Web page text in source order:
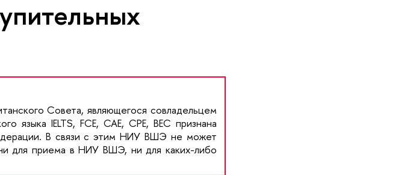
Совета, являющегося совладельцем
языка IELTS, FCE, CAE, CPE, BEC признана
В связи с этим НИУ ВШЭ не может
для приема в НИУ ВШЭ, ни для каких-либо